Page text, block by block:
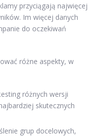
przyciągają najwięcej
Im więcej danych
do oczekiwań
różne aspekty, w
różnych wersji
skutecznych
grup docelowych,